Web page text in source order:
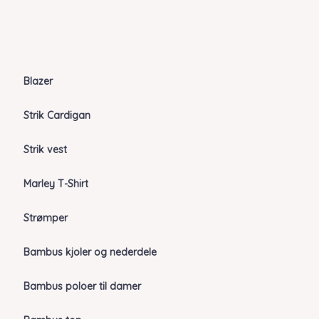
Blazer
Strik Cardigan
Strik vest
Marley T-Shirt
Strømper
Bambus kjoler og nederdele
Bambus poloer til damer